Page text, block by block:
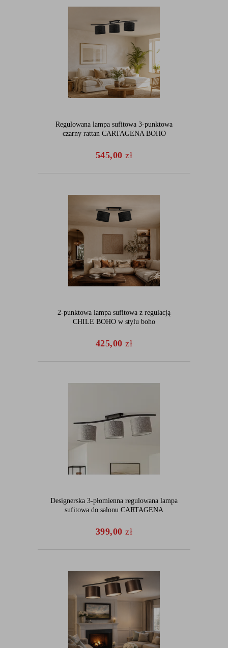
Regulowana lampa sufitowa 3-punktowa
czarny rattan CARTAGENA BOHO
545,00zł
2-punktowa lampa sufitowa z regulacją
CHILE BOHO w stylu boho
425,00zł
Designerska 3-płomienna regulowana lampa
sufitowa do salonu CARTAGENA
399,00zł